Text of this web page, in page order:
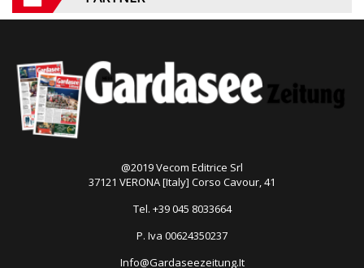
@2019 Vecom Editrice Srl
37121 VERONA [Italy] Corso Cavour, 41
Tel. +39 045 8033664
P. Iva 00624350237
Info@Gardaseezeitung.It